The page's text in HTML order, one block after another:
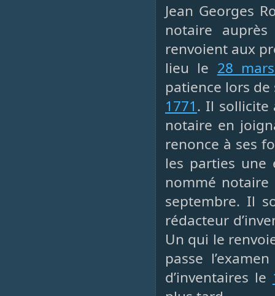
Jean Georges
notaire
renvoient aux
lieu le 28
patience lors
1771. Il
notaire en
renonce à ses
les parties une
nommé
septembre. Il
rédacteur
Un qui le
passe
d’inventaires le